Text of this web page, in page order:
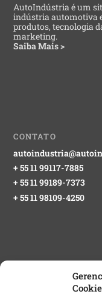
AutoIndústria é um
indústria automotiva
produtos, tecnologia
marketing.
Saiba Mais >
CONTATO
+ 55 11 99117-7885
+ 55 11 99189-7373
+ 55 11 98109-4250